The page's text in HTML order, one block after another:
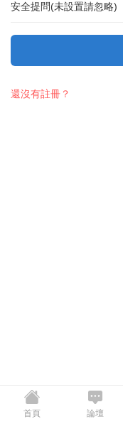
安全提問(未設置請忽略)
還沒有註冊？
首頁 論壇